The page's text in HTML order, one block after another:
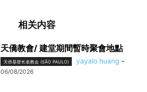
相关内容
天僑教會/ 建堂期間暫時聚會地點
天侨基督长老教会 (SÃO PAULO) yayalo huang -
06/08/2026